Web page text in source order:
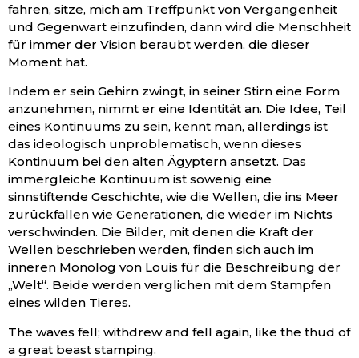
fahren, sitze, mich am Treffpunkt von Vergangenheit
und Gegenwart einzufinden, dann wird die Menschheit
für immer der Vision beraubt werden, die dieser
Moment hat.
Indem er sein Gehirn zwingt, in seiner Stirn eine Form
anzunehmen, nimmt er eine Identität an. Die Idee, Teil
eines Kontinuums zu sein, kennt man, allerdings ist
das ideologisch unproblematisch, wenn dieses
Kontinuum bei den alten Ägyptern ansetzt. Das
immergleiche Kontinuum ist sowenig eine
sinnstiftende Geschichte, wie die Wellen, die ins Meer
zurückfallen wie Generationen, die wieder im Nichts
verschwinden. Die Bilder, mit denen die Kraft der
Wellen beschrieben werden, finden sich auch im
inneren Monolog von Louis für die Beschreibung der
„Welt“. Beide werden verglichen mit dem Stampfen
eines wilden Tieres.
The waves fell; withdrew and fell again, like the thud of
a great beast stamping.